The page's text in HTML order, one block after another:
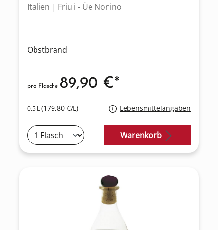
Italien | Friuli - Ùe Nonino
Obstbrand
0.5 L(179,80 €/L) Lebensmittelangaben
pro Flasche 89,90 €*
Warenkorb